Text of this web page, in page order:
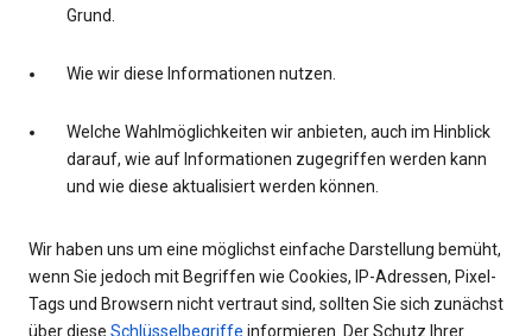
Grund.
Wie wir diese Informationen nutzen.
Welche Wahlmöglichkeiten wir anbieten, auch im Hinblick
darauf, wie auf Informationen zugegriffen werden kann
und wie diese aktualisiert werden können.
Wir haben uns um eine möglichst einfache Darstellung bemüht,
wenn Sie jedoch mit Begriffen wie Cookies, IP-Adressen, Pixel-
Tags und Browsern nicht vertraut sind, sollten Sie sich zunächst
über diese Schlüsselbegriffe informieren. Der Schutz Ihrer